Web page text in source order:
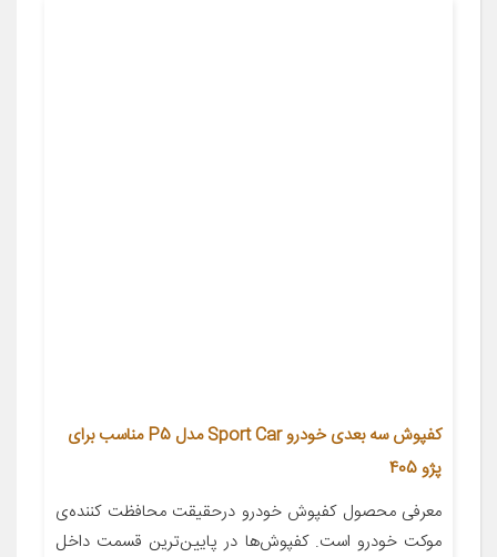
کفپوش سه بعدی خودرو Sport Car مدل P5 مناسب برای
پژو 405
معرفی محصول کفپوش خودرو درحقیقت محافظت کننده‌ی
موکت خودرو است. کفپوش‌ها در پایین‌ترین قسمت داخل